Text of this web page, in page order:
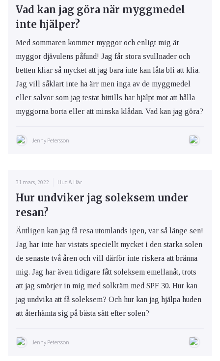
Vad kan jag göra när myggmedel
inte hjälper?
Med sommaren kommer myggor och enligt mig är
myggor djävulens påfund! Jag får stora svullnader och
betten kliar så mycket att jag bara inte kan låta bli att klia.
Jag vill såklart inte ha ärr men inga av de myggmedel
eller salvor som jag testat hittills har hjälpt mot att hålla
myggorna borta eller att minska klådan. Vad kan jag göra?
Jenny Petersson
31 mars, 2022 Hud & Hår
Hur undviker jag soleksem under
resan?
Äntligen kan jag få resa utomlands igen, var så länge sen!
Jag har inte har vistats speciellt mycket i den starka solen
de senaste två åren och vill därför inte riskera att bränna
mig. Jag har även tidigare fått soleksem emellanåt, trots
att jag smörjer in mig med solkräm med SPF 30. Hur kan
jag undvika att få soleksem? Och hur kan jag hjälpa huden
att återhämta sig på bästa sätt efter solen?
Jenny Petersson